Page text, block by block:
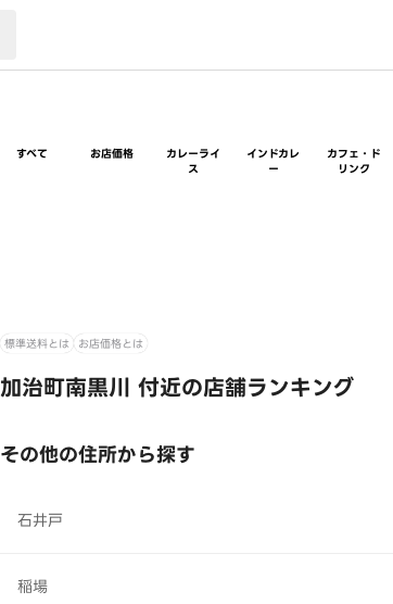
すべて お店価格
カレーライ
ス
インドカレ
ー
カフェ・ド
リンク
標準送料とは お店価格とは
加治町南黒川 付近の店舗ランキング
その他の住所から探す
石井戸
稲場